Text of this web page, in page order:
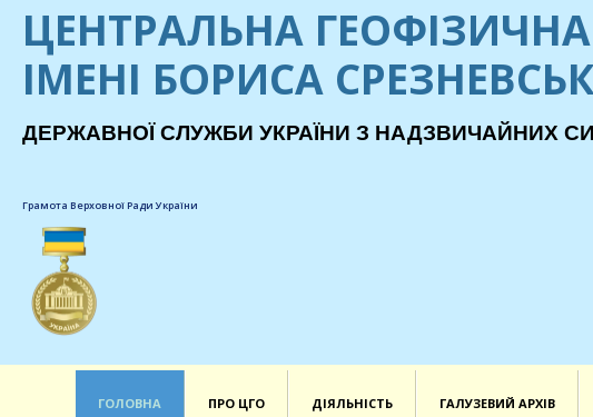
ЦЕНТРАЛЬНА
ІМЕНІ БОРИСА
ДЕРЖАВНОЇ СЛУЖБИ УКРАЇНИ З НАДЗВИЧАЙНИХ
Грамота Верховної Ради України
ГОЛОВНА ПРО ЦГО ДІЯЛЬНІСТЬ ГАЛУЗЕВИЙ АРХІВ